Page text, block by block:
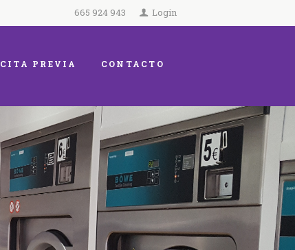
665 924 943 Login
CITA PREVIA CONTACTO